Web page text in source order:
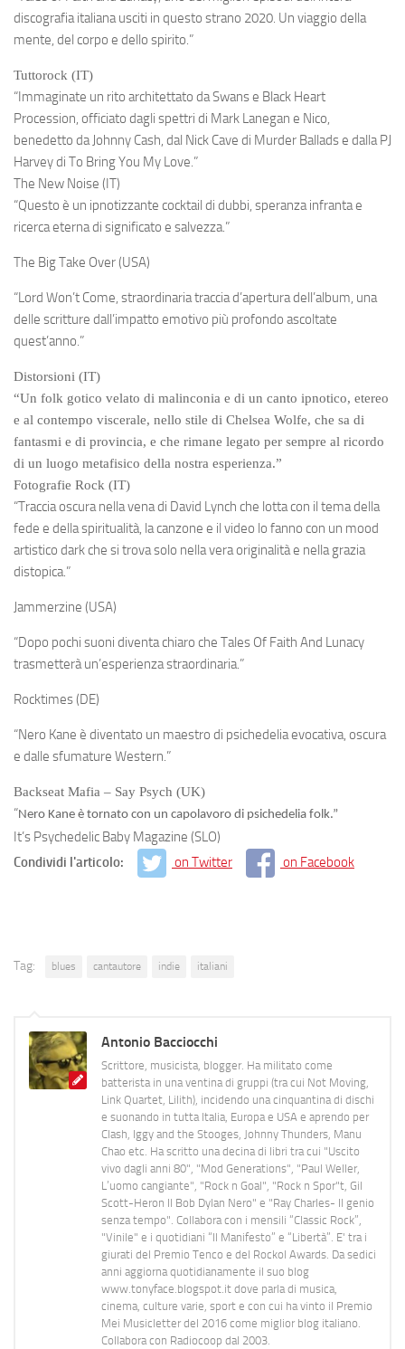
discografia italiana usciti in questo strano 2020. Un viaggio della
mente, del corpo e dello spirito.”
Tuttorock (IT)
“Immaginate un rito architettato da Swans e Black Heart
Procession, officiato dagli spettri di Mark Lanegan e Nico,
benedetto da Johnny Cash, dal Nick Cave di Murder Ballads e dalla PJ
Harvey di To Bring You My Love.”
The New Noise (IT)
“Questo è un ipnotizzante cocktail di dubbi, speranza infranta e
ricerca eterna di significato e salvezza.”
The Big Take Over (USA)
“Lord Won’t Come, straordinaria traccia d’apertura dell’album, una
delle scritture dall’impatto emotivo più profondo ascoltate
quest’anno.”
Distorsioni (IT)
“Un folk gotico velato di malinconia e di un canto ipnotico, etereo
e al contempo viscerale, nello stile di Chelsea Wolfe, che sa di
fantasmi e di provincia, e che rimane legato per sempre al ricordo
di un luogo metafisico della nostra esperienza.”
Fotografie Rock (IT)
“Traccia oscura nella vena di David Lynch che lotta con il tema della
fede e della spiritualità, la canzone e il video lo fanno con un mood
artistico dark che si trova solo nella vera originalità e nella grazia
distopica.”
Jammerzine (USA)
“Dopo pochi suoni diventa chiaro che Tales Of Faith And Lunacy
trasmetterà un’esperienza straordinaria.”
Rocktimes (DE)
“Nero Kane è diventato un maestro di psichedelia evocativa, oscura
e dalle sfumature Western.”
Backseat Mafia – Say Psych (UK)
“Nero Kane è tornato con un capolavoro di psichedelia folk.”
It’s Psychedelic Baby Magazine (SLO)
Condividi l'articolo:
on Twitter on Facebook
Tag: blues cantautore indie italiani
Antonio Bacciocchi
Scrittore, musicista, blogger. Ha militato come
batterista in una ventina di gruppi (tra cui Not Moving,
Link Quartet, Lilith), incidendo una cinquantina di dischi
e suonando in tutta Italia, Europa e USA e aprendo per
Clash, Iggy and the Stooges, Johnny Thunders, Manu
Chao etc. Ha scritto una decina di libri tra cui "Uscito
vivo dagli anni 80", "Mod Generations", "Paul Weller,
L’uomo cangiante", "Rock n Goal", "Rock n Spor"t, Gil
Scott-Heron Il Bob Dylan Nero" e "Ray Charles- Il genio
senza tempo". Collabora con i mensili “Classic Rock”,
"Vinile" e i quotidiani “Il Manifesto” e “Libertà”. E' tra i
giurati del Premio Tenco e del Rockol Awards. Da sedici
anni aggiorna quotidianamente il suo blog
www.tonyface.blogspot.it dove parla di musica,
cinema, culture varie, sport e con cui ha vinto il Premio
Mei Musicletter del 2016 come miglior blog italiano.
Collabora con Radiocoop dal 2003.